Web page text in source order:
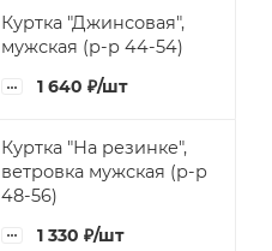
Куртка "Джинсовая",
мужская (р-р 44-54)
1 640 ₽/шт
Куртка "На резинке",
ветровка мужская (р-р
48-56)
1 330 ₽/шт